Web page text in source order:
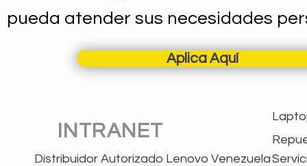
pueda atender sus necesidades
Aplica Aquí
INTRANET
Distribuidor Autorizado Lenovo Venezuela